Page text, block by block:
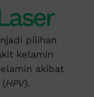
pilihan
kelamin
akibat
(HPV).